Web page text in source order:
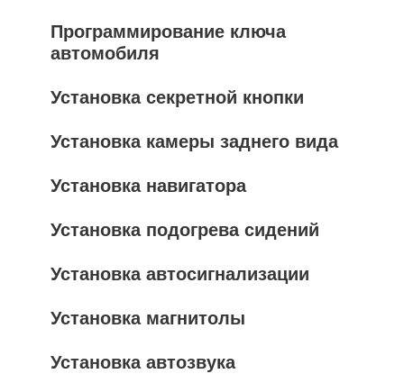
Программирование ключа
автомобиля
Установка секретной кнопки
Установка камеры заднего вида
Установка навигатора
Установка подогрева сидений
Установка автосигнализации
Установка магнитолы
Установка автозвука